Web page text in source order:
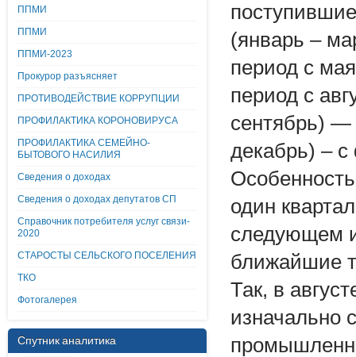
ППМИ
ППМИ
ППМИ-2023
Прокурор разъясняет
ПРОТИВОДЕЙСТВИЕ КОРРУПЦИИ
ПРОФИЛАКТИКА КОРОНОВИРУСА
ПРОФИЛАКТИКА СЕМЕЙНО-
БЫТОВОГО НАСИЛИЯ
Сведения о доходах
Сведения о доходах депутатов СП
Справочник потребителя услуг связи-
2020
СТАРОСТЫ СЕЛЬСКОГО ПОСЕЛЕНИЯ
ТКО
Фотогалерея
Спутник аналитика
(январь –
период с
период с
сентябрь) —
декабрь) –
один
следующем
ближайшие
Так, в
изначально